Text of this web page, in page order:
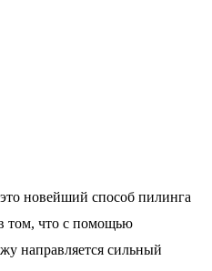
новейший способ пилинга
том, что с помощью
направляется сильный